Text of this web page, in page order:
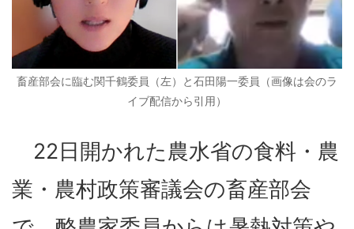
畜産部会に臨む関千鶴委員（左）と石田陽一委員（画像は会のラ
イブ配信から引用）
22日開かれた農水省の食料・農
業・農村政策審議会の畜産部会